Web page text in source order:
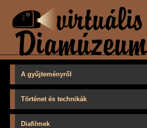
A gyűjteményről
Történet és technikák
Diafilmek